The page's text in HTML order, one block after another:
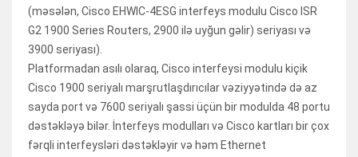
(məsələn, Cisco EHWIC-4ESG interfeys modulu Cisco ISR
G2 1900 Series Routers, 2900 ilə uyğun gəlir) seriyası və
3900 seriyası).
Platformadan asılı olaraq, Cisco interfeysi modulu kiçik
Cisco 1900 seriyalı marşrutlaşdırıcılar vəziyyətində də az
sayda port və 7600 seriyalı şassi üçün bir modulda 48 portu
dəstəkləyə bilər. İnterfeys modulları və Cisco kartları bir çox
fərqli interfeysləri dəstəkləyir və həm Ethernet